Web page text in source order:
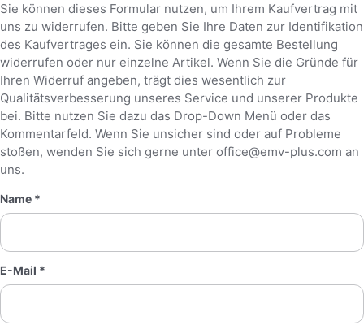
Sie können dieses Formular nutzen, um Ihrem Kaufvertrag mit
uns zu widerrufen. Bitte geben Sie Ihre Daten zur Identifikation
des Kaufvertrages ein. Sie können die gesamte Bestellung
widerrufen oder nur einzelne Artikel. Wenn Sie die Gründe für
Ihren Widerruf angeben, trägt dies wesentlich zur
Qualitätsverbesserung unseres Service und unserer Produkte
bei. Bitte nutzen Sie dazu das Drop-Down Menü oder das
Kommentarfeld. Wenn Sie unsicher sind oder auf Probleme
stoßen, wenden Sie sich gerne unter office@emv-plus.com an
uns.
Name *
E-Mail *